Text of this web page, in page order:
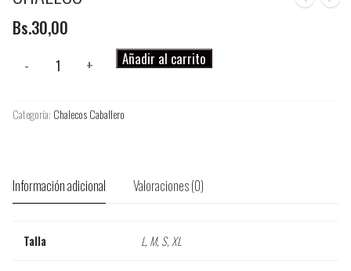
Bs.30,00
- + Añadir al carrito
Categoría: Chalecos Caballero
Información adicional Valoraciones (0)
Talla L, M, S, XL